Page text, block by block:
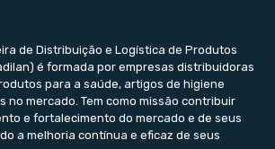
de Distribuição e Logística de Produtos
é formada por empresas distribuidoras
para a saúde, artigos de higiene
no mercado. Tem como missão contribuir
e fortalecimento do mercado e de seus
a melhoria contínua e eficaz de seus